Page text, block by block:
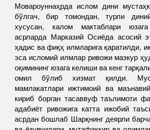
Мовароуннаҳрда ислом дини
бўлгач, бир томондан, турли
хусусан, калом мактаблари
асрларда Марказий Осиёда асосий
ҳадис ва фиқҳ илмларига қаратилди,
эса исломий илмлар ривожи мазкур
оқимининг юзага келиши ва кенг
омил бўлиб хизмат қилди.
мамлакатлари ижтимоий ва
кириб борган тасаввуф таълимоти
адабиёт ривожига катта ижобий
асрдан бошлаб Шарқнинг деярли